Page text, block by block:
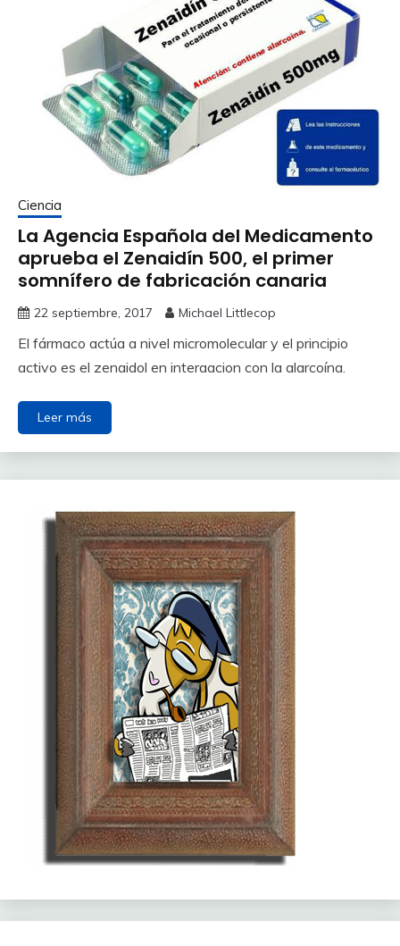
Ciencia
La Agencia Española del Medicamento
aprueba el Zenaidín 500, el primer
somnífero de fabricación canaria
22 septiembre, 2017 Michael Littlecop
El fármaco actúa a nivel micromolecular y el principio
activo es el zenaidol en interaacion con la alarcoína.
Leer más